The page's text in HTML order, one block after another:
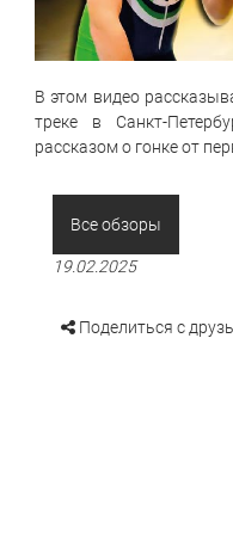
В этом видео
треке в Санкт-
рассказом о гонке от
Все обзоры
19.02.2025
Поделиться с